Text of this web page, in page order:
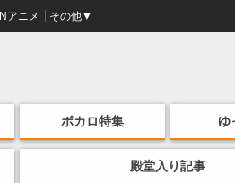
Nアニメ その他▼
ボカロ特集 ゆ
殿堂入り記事